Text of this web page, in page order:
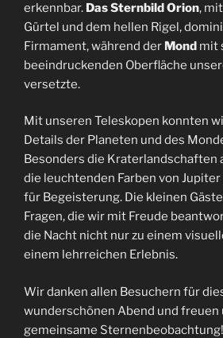
erkennbar. Das Sternbild Orion,
Gürtel und dem hellen Rigel,
Firmament, während der Mond mit
beeindruckenden Oberfläche
versetzte.
Mit unseren Teleskopen konnten
Details der Planeten und des
Besonders die Kraterlandschaften
die leuchtenden Farben von
für Begeisterung. Die kleinen
Fragen, die wir mit Freude
die Nacht nicht nur zu einem
einem lehrreichen Erlebnis.
Wir danken allen Besuchern für
wunderschönen Abend und freuen
gemeinsame Sternenbeobachtung!